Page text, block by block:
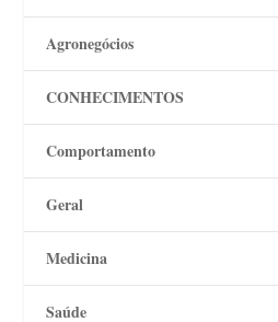
Agronegócios
CONHECIMENTOS
Comportamento
Geral
Medicina
Saúde